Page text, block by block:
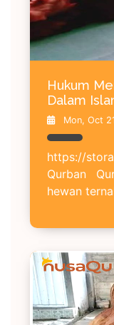
Hukum
Dalam
Mon, Oct
https://
Qurban
hewan